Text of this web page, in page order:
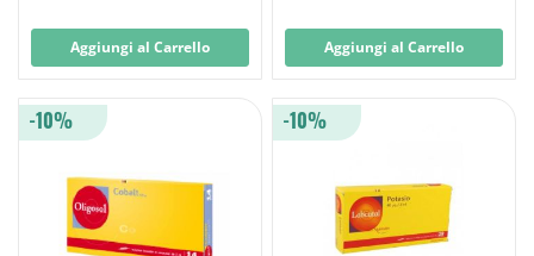
Aggiungi al Carrello Aggiungi al Carrello
-10% -10%